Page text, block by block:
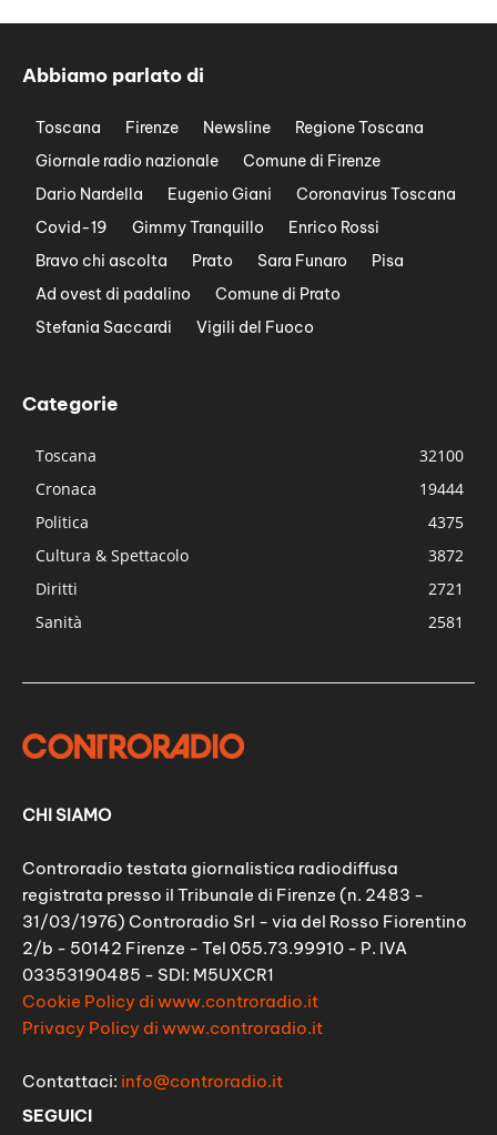
Abbiamo parlato di
Toscana Firenze Newsline
Regione Toscana
Giornale radio nazionale
Comune di Firenze
Dario Nardella
Eugenio Giani
Coronavirus Toscana
Covid-19
Gimmy Tranquillo
Enrico Rossi
Bravo chi ascolta
Prato Sara Funaro
Pisa
Ad ovest di padalino
Comune di Prato
Stefania Saccardi
Vigili del Fuoco
Categorie
Toscana
32100
Cronaca
19444
Politica
4375
Cultura & Spettacolo
3872
Diritti
2721
Sanità
2581
CHI SIAMO
Controradio testata giornalistica radiodiffusa
registrata presso il Tribunale di Firenze (n. 2483 -
31/03/1976) Controradio Srl - via del Rosso Fiorentino
2/b - 50142 Firenze - Tel 055.73.99910 - P. IVA
03353190485 - SDI: M5UXCR1
Cookie Policy di www.controradio.it
Privacy Policy di www.controradio.it
Contattaci: info@controradio.it
SEGUICI